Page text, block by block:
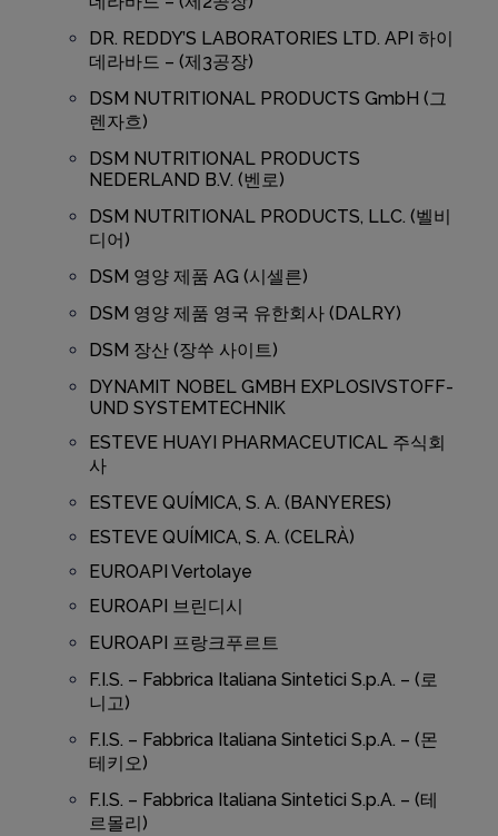
DR. REDDY’S LABORATORIES LTD. API 하이
데라바드 – (제3공장)
DSM NUTRITIONAL PRODUCTS GmbH (그
렌자흐)
DSM NUTRITIONAL PRODUCTS
NEDERLAND B.V. (벤로)
DSM NUTRITIONAL PRODUCTS, LLC. (벨비
디어)
DSM 영양 제품 AG (시셀른)
DSM 영양 제품 영국 유한회사 (DALRY)
DSM 장산 (장쑤 사이트)
DYNAMIT NOBEL GMBH EXPLOSIVSTOFF-
UND SYSTEMTECHNIK
ESTEVE HUAYI PHARMACEUTICAL 주식회
사
ESTEVE QUÍMICA, S. A. (BANYERES)
ESTEVE QUÍMICA, S. A. (CELRÀ)
EUROAPI Vertolaye
EUROAPI 브린디시
EUROAPI 프랑크푸르트
F.I.S. – Fabbrica Italiana Sintetici S.p.A. – (로
니고)
F.I.S. – Fabbrica Italiana Sintetici S.p.A. – (몬
테키오)
F.I.S. – Fabbrica Italiana Sintetici S.p.A. – (테
르몰리)